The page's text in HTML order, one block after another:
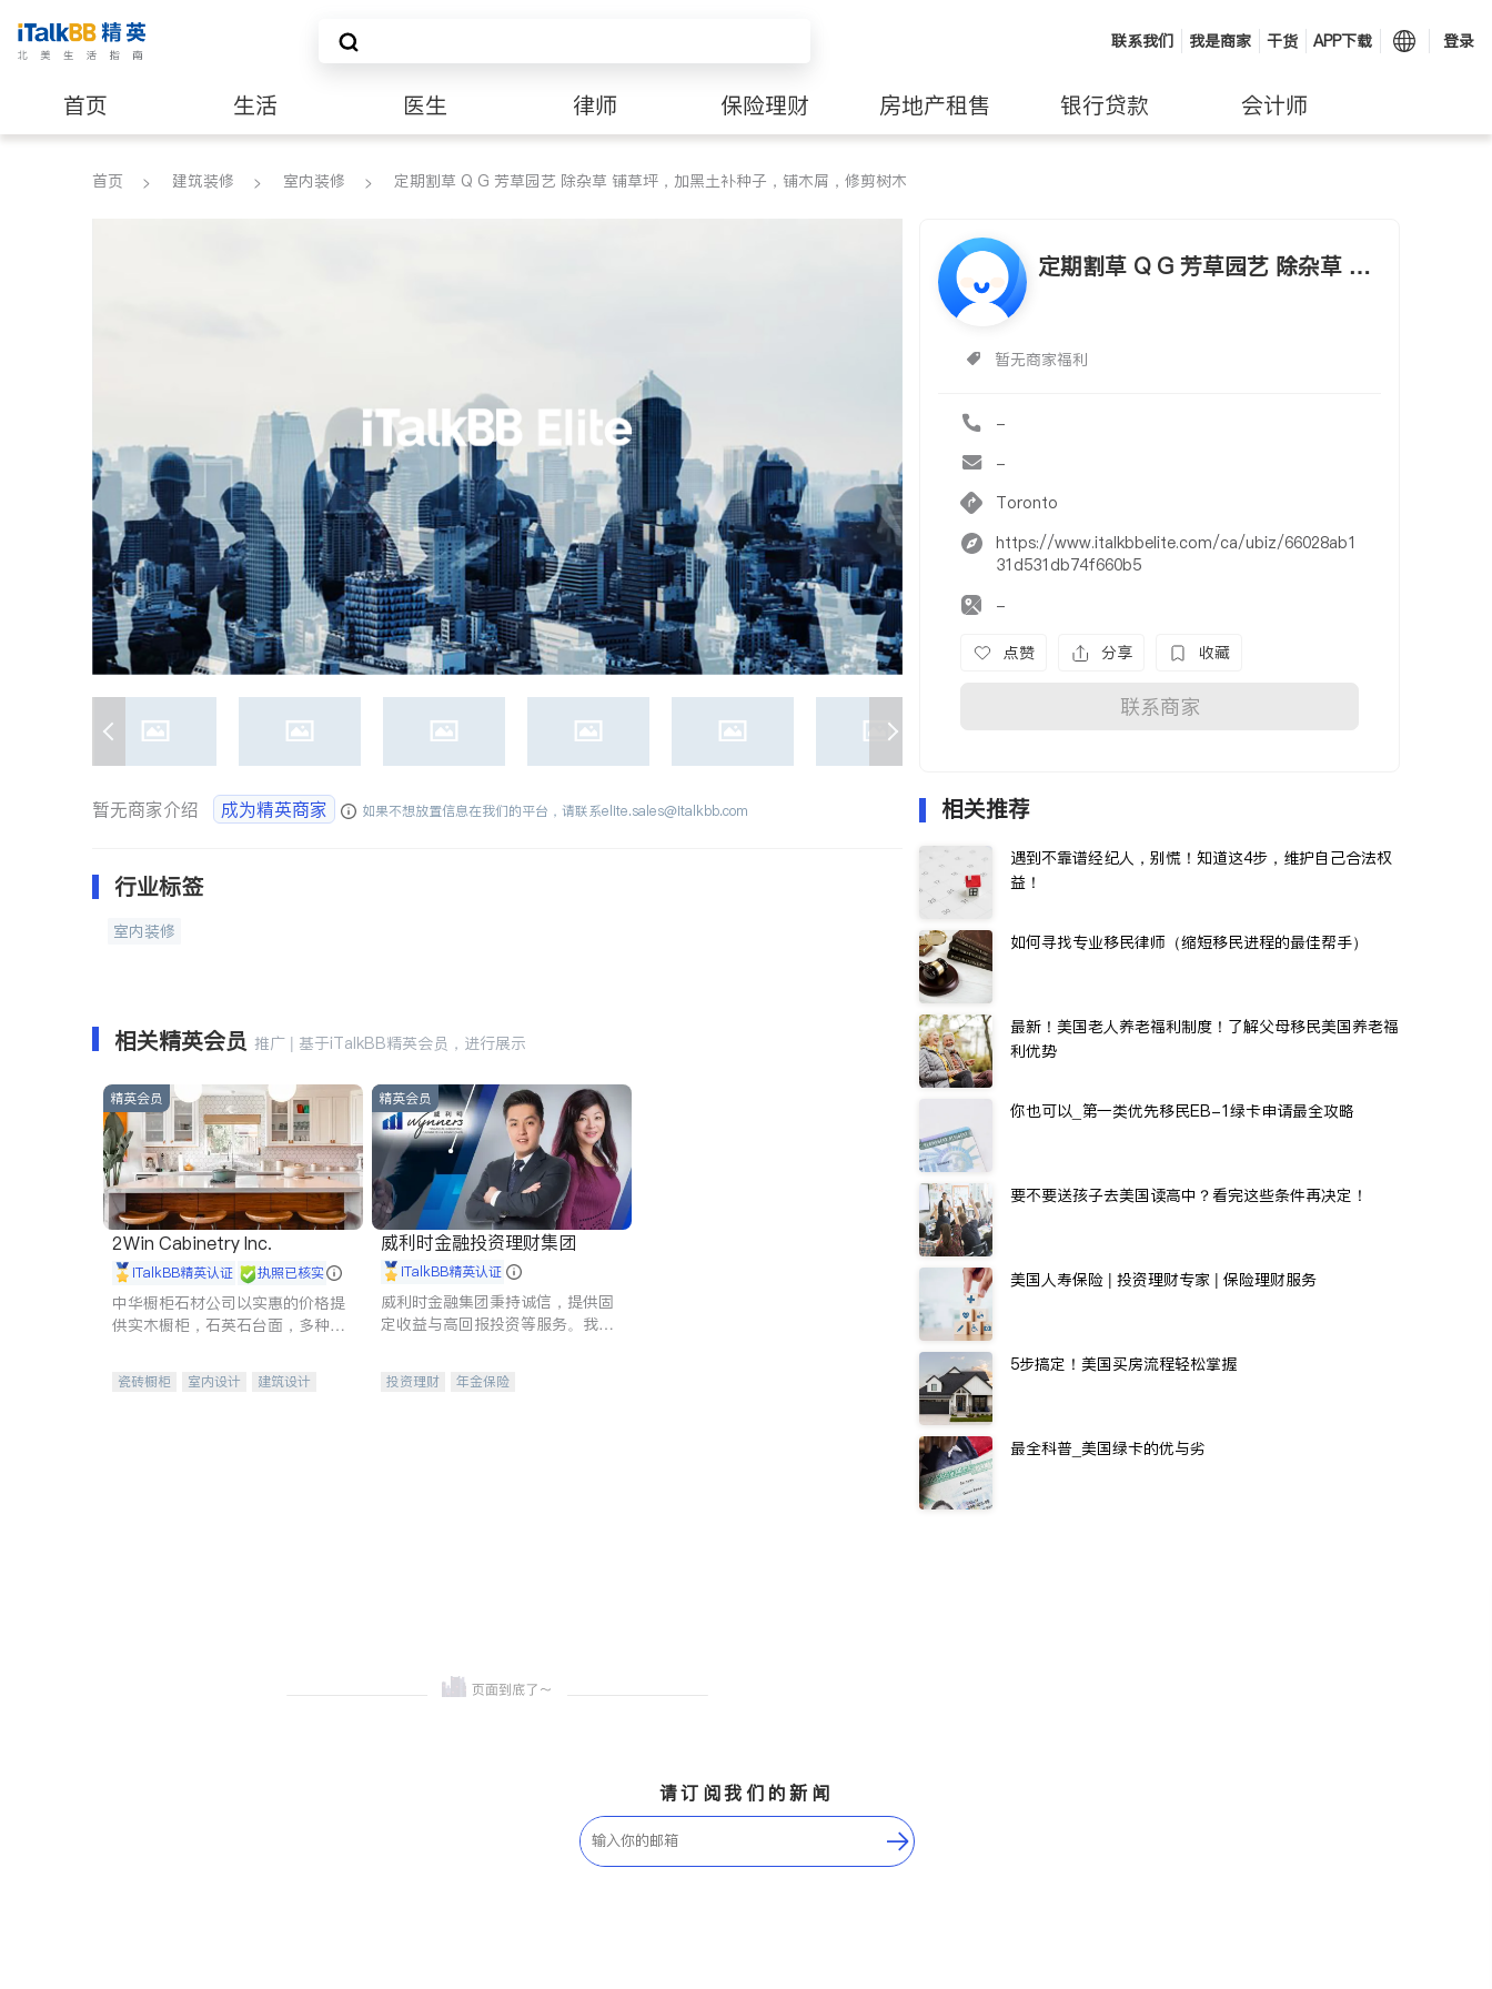
联系我们 我是商家 干货 APP下载 登录
首页 生活 医生 律师 保险理财 房地产租售 银行贷款 会计师
建筑装修
首页 建筑装修 室内装修 定期割草 Q G 芳草园艺 除杂草 铺草坪，加黑土补种子，铺木屑，修剪树木
定期割草 Q G 芳草园艺 除杂草 铺
暂无商家福利
-
-
Toronto
https://www.italkbbelite.com/ca/ubiz/66028ab1
31d531db74f660b5
-
点赞 分享 收藏
联系商家
暂无商家介绍 成为精英商家 如果不想放置信息在我们的平台，请联系elite.sales@italkbb.com
行业标签
室内装修
相关精英会员 推广 | 基于iTalkBB精英会员，进行展示
精英会员
2Win Cabinetry Inc.
iTalkBB精英认证 执照已核实
中华橱柜石材公司以实惠的价格提
供实木橱柜，石英石台面，多种优
机。品质厨房，家的选择。
瓷砖橱柜 室内设计
建筑设计
精英会员
威利时金融投资理财集团
iTalkBB精英认证
威利时金融集团秉持诚信，提供固
定收益与高回报投资等服务。我们
元化组合，助力客户实现目标
投资理财
年金保险
相关推荐
遇到不靠谱经纪人，别慌！知道这4步，维护自己合法权
益！
如何寻找专业移民律师（缩短移民进程的最佳帮手）
最新！美国老人养老福利制度！了解父母移民美国养老福
利优势
你也可以_第一类优先移民EB-1绿卡申请最全攻略
要不要送孩子去美国读高中？看完这些条件再决定！
美国人寿保险 | 投资理财专家 | 保险理财服务
5步搞定！美国买房流程轻松掌握
最全科普_美国绿卡的优与劣
请订阅我们的新闻